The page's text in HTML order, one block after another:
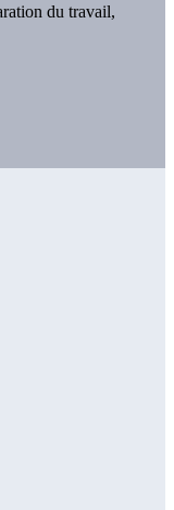
du travail,